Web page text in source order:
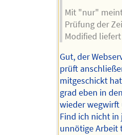
Mit "nur"
Prüfung der
Modified
Gut, der
prüft
mitgeschickt
grad eben in
wieder
Find ich nicht
unnötige Arbeit